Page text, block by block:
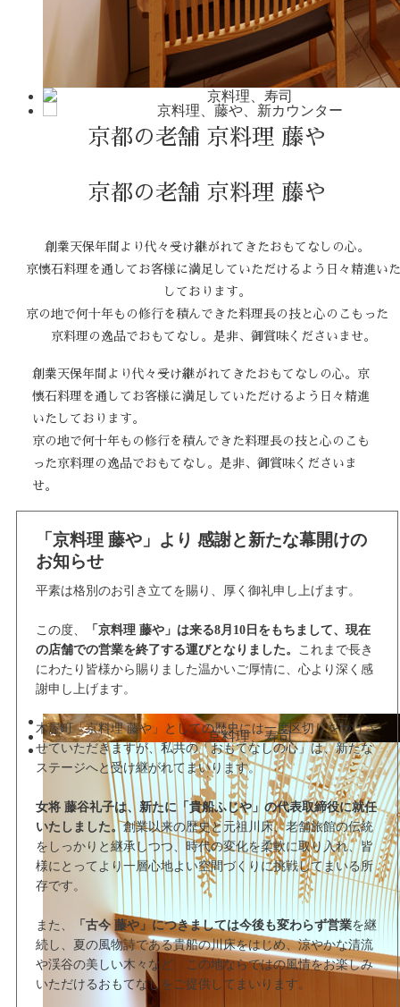
京都の老舗 京料理 藤や
京都の老舗 京料理 藤や
創業天保年間より代々受け継がれてきたおもてなしの心。
京懐石料理を通してお客様に満足していただけるよう日々精進いた
しております。
京の地で何十年もの修行を積んできた料理長の技と心のこもった
京料理の逸品でおもてなし。是非、御賞味くださいませ。
創業天保年間より代々受け継がれてきたおもてなしの心。京
懐石料理を通してお客様に満足していただけるよう日々精進
いたしております。
京の地で何十年もの修行を積んできた料理長の技と心のこも
った京料理の逸品でおもてなし。是非、御賞味くださいま
せ。
「京料理 藤や」より 感謝と新たな幕開けの
お知らせ
平素は格別のお引き立てを賜り、厚く御礼申し上げます。
この度、
「京料理 藤や」は来る8月10日をもちまして、現在
の店舗での営業を終了する運びとなりました。 これまで長き
にわたり皆様から賜りました温かいご厚情に、心より深く感
謝申し上げます。
木屋町「京料理 藤や」としての歴史には一度区切りをつけさ
せていただきますが、私共の「おもてなしの心」は、新たな
ステージへと受け継がれてまいります。
女将 藤谷礼子は、新たに「貴船ふじや」の代表取締役に就任
いたしました。創業以来の歴史と元祖川床、老舗旅館の伝統
をしっかりと継承しつつ、時代の変化を柔軟に取り入れ、皆
様にとってより一層心地よい空間づくりに挑戦してまいる所
存です。
また、 「古今 藤や」につきましては今後も変わらず営業を継
続し、夏の風物詩である貴船の川床をはじめ、涼やかな清流
や渓谷の美しい木々など、この地ならではの風情をお楽しみ
いただけるおもてなしをご提供してまいります。